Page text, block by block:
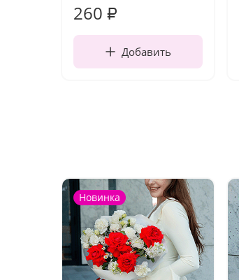
260 ₽
Добавить
Новинка